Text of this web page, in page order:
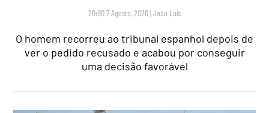
20:00 7 Agosto, 2026 |João Luís
O homem recorreu ao tribunal espanhol depois de
ver o pedido recusado e acabou por conseguir
uma decisão favorável